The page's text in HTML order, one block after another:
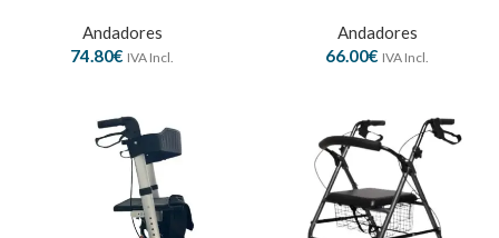
Andadores
74.80€ IVA Incl.
Andadores
66.00€ IVA Incl.